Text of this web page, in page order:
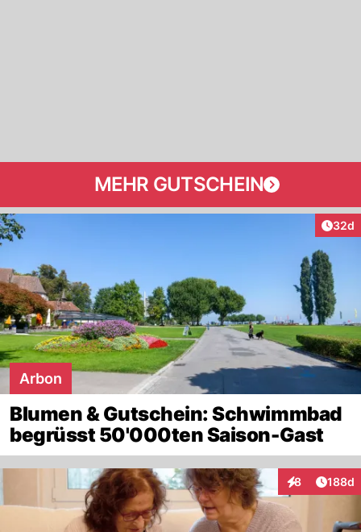
MEHR GUTSCHEIN
32d
Arbon
Blumen & Gutschein: Schwimmbad
begrüsst 50'000ten Saison-Gast
8
Interaktionen
188d